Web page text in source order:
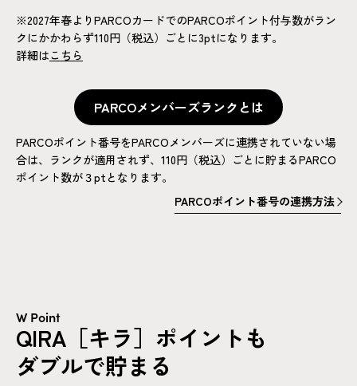
※2027年春よりPARCOカードでのPARCOポイント付与数がラン
クにかかわらず110円（税込）ごとに3ptになります。
詳細はこちら
PARCOメンバーズランクとは
PARCOメンバーズランクとは
PARCOポイント番号をPARCOメンバーズに連携されていない場
合は、ランクが適用されず、110円（税込）ごとに貯まるPARCO
ポイント数が３ptとなります。
PARCOポイント番号の連携方法
PARCOポイント番号の連携方法
W Point
QIRA［キラ］ポイントも
ダブルで貯まる